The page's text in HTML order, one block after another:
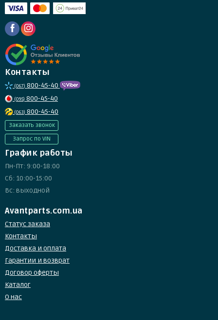
Контакты
(067) 800-45-40
(095) 800-45-40
(063) 800-45-40
Заказать звонок
Запрос по VIN
График работы
Пн-Пт: 9:00-18:00
Сб: 10:00-15:00
Вс: выходной
Avantparts.com.ua
Статус заказа
Контакты
Доставка и оплата
Гарантии и возврат
Договор оферты
Каталог
О нас